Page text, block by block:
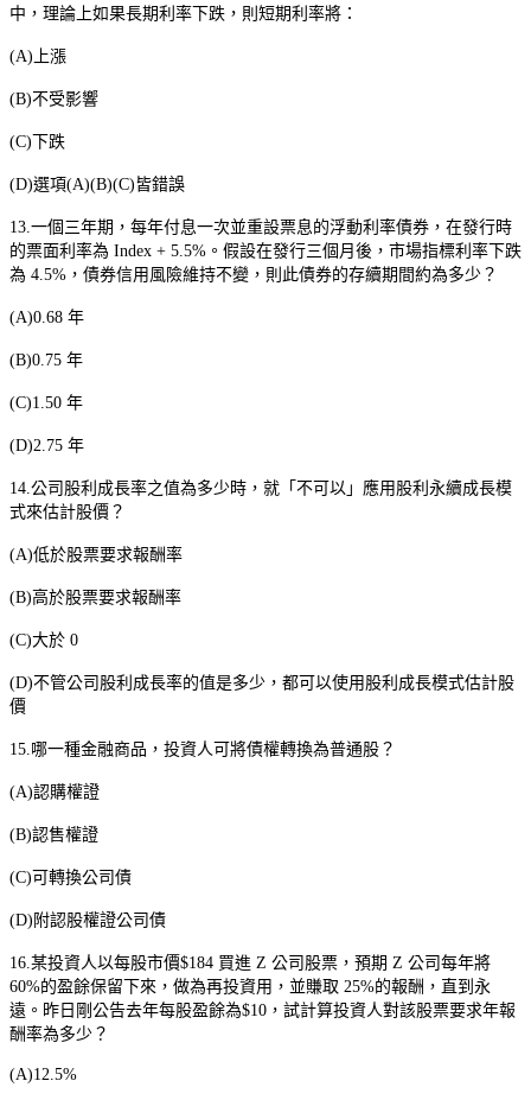
中，理論上如果長期利率下跌，則短期利率將：
(A) 上漲
(B)不受影響
(C) 下跌
(D)選項(A)(B)(C)皆錯誤
13. 一個三年期，每年付息一次並重設票息的浮動利率債券，在發行時
的票面利率為 Index + 5.5% 。假設在發行三個月後，市場指標利率下跌
為 4.5% ，債券信用風險維持不變，則此債券的存續期間約為多少？
(A)0.68 年
(B)0.75 年
(C)1.50 年
(D)2.75 年
14. 公司股利成長率之值為多少時，就「不可以」應用股利永續成長模
式來估計股價？
(A)低於股票要求報酬率
(B)高於股票要求報酬率
(C)大於 0
(D)不管公司股利成長率的值是多少，都可以使用股利成長模式估計股
價
15. 哪一種金融商品，投資人可將債權轉換為普通股？
(A)認購權證
(B)認售權證
(C) 可轉換公司債
(D) 附認股權證公司債
16. 某投資人以每股市價$184 買進 Z 公司股票，預期 Z 公司每年將
60%的盈餘保留下來，做為再投資用，並賺取 25%的報酬，直到永
遠。昨日剛公告去年每股盈餘為$10 ，試計算投資人對該股票要求年報
酬率為多少？
(A)12.5%